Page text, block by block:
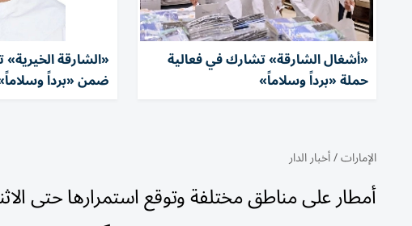
«أشغال الشارقة» تشارك في فعالية
حملة «برداً وسلاماً» ضمن «برداً
الإمارات/أخبار الدار
أمطار على مناطق مختلفة وتوقع استمرارها حتى